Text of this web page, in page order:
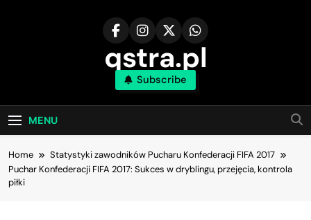
qstra.pl
Subscribe
MENU
Home
Statystyki zawodników Pucharu Konfederacji FIFA 2017
Puchar Konfederacji FIFA 2017: Sukces w dryblingu, przejęcia, kontrola
piłki